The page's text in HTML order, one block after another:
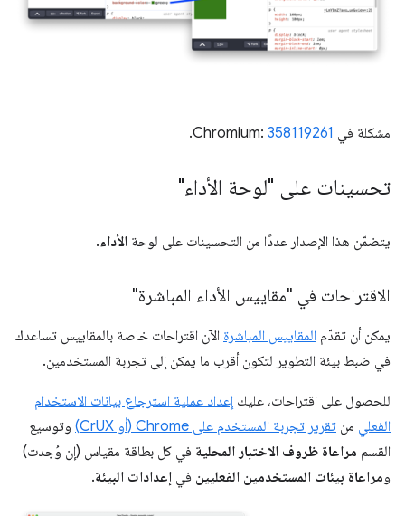
مشكلة في Chromium: 358119261
.
تحسينات على "لوحة الأداء"
يتضمّن هذا الإصدار عددًا من التحسينات على لوحة الأداء.
الاقتراحات في "مقاييس الأداء المباشرة"
يمكن أن تقدّم المقاييس المباشرة الآن اقتراحات خاصة بالمقاييس تساعدك
في ضبط بيئة التطوير لتكون أقرب ما يمكن إلى تجربة المستخدمين.
للحصول على اقتراحات، عليك إعداد عملية استرجاع بيانات الاستخدام
الفعلي من تقرير تجربة المستخدم على Chrome (أو CrUX)
وتوسيع
القسم مراعاة ظروف الاختبار المحلية في كل بطاقة مقياس (إن وُجدت)
ومراعاة بيئات المستخدمين الفعليين في إعدادات البيئة.